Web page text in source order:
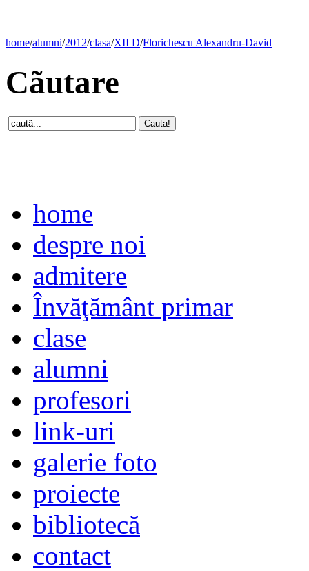
home/alumni/2012/clasa/XII D/Florichescu Alexandru-David
Cãutare
home
despre noi
admitere
Învăţământ primar
clase
alumni
profesori
link-uri
galerie foto
proiecte
bibliotecă
contact